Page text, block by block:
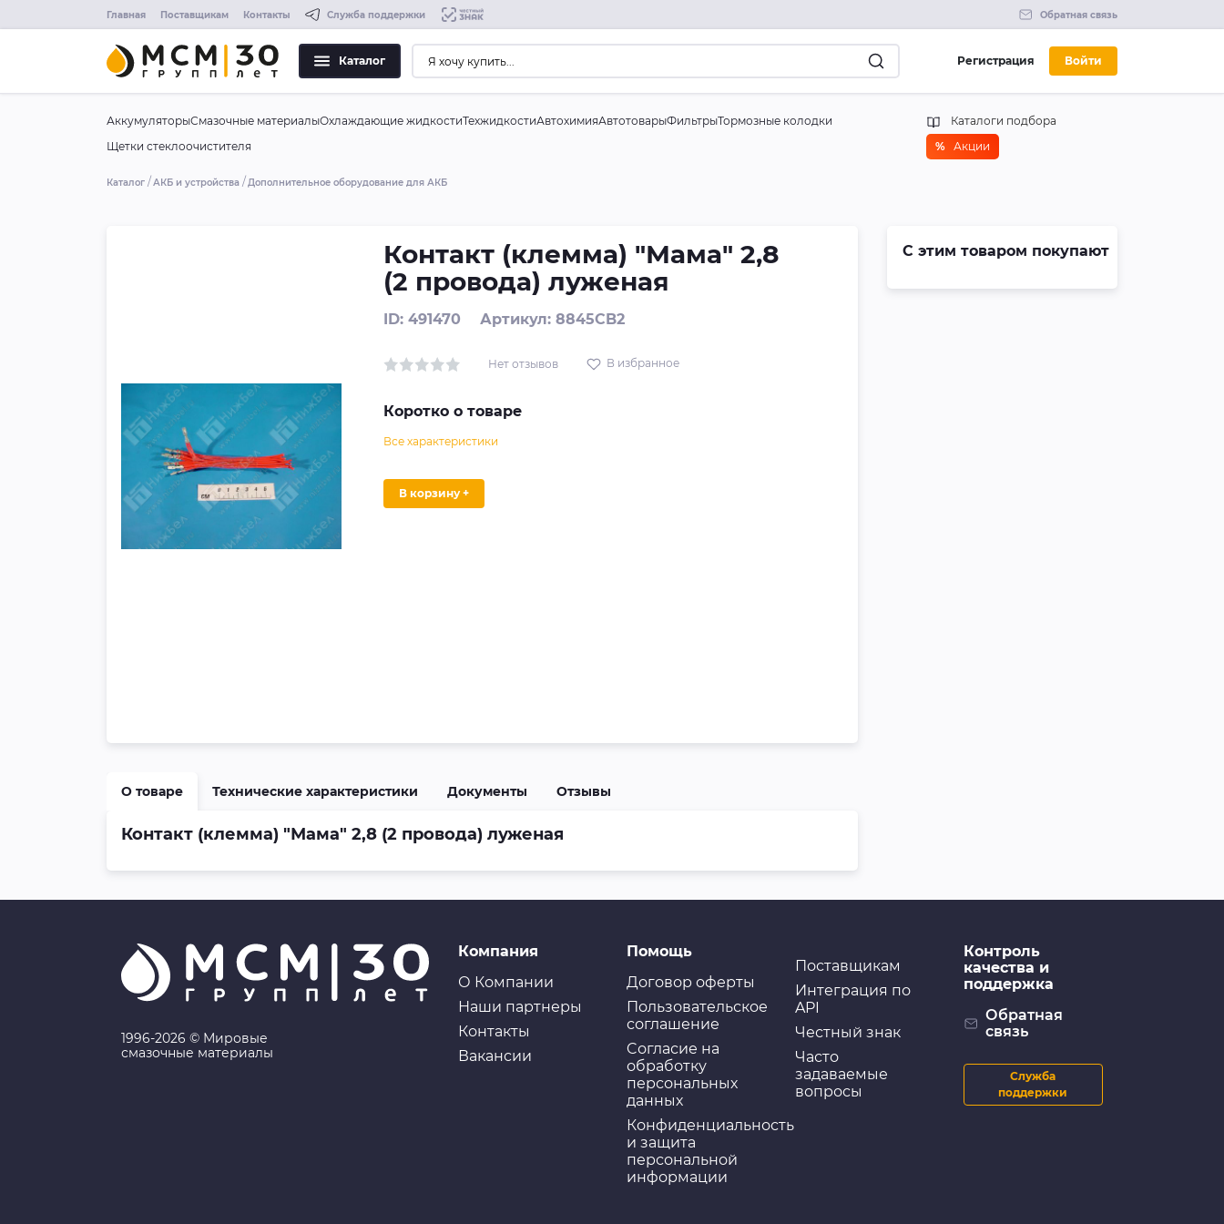
Главная Поставщикам Контакты Служба поддержки Обратная связь
Каталог Регистрация Войти
АккумуляторыСмазочные материалыОхлаждающие жидкостиТехжидкостиАвтохимияАвтотоварыФильтрыТормозные колодки
Щетки стеклоочистителя
Каталоги подбора
% Акции
Каталог АКБ и устройства Дополнительное оборудование для АКБ
Контакт (клемма) "Мама" 2,8
(2 провода) луженая
ID: 491470 Артикул: 8845CB2
Нет отзывов В избранное
Коротко о товаре
Все характеристики
В корзину +
О товаре Технические характеристики Документы Отзывы
Контакт (клемма) "Мама" 2,8 (2 провода) луженая
С этим товаром покупают
1996-2026 © Мировые
смазочные материалы
Компания
О Компании
Наши партнеры
Контакты
Вакансии
Помощь
Договор оферты
Пользовательское
соглашение
Cогласие на
обработку
персональных
данных
Конфиденциальность
и защита
персональной
информации
Поставщикам
Интеграция по
API
Честный знак
Часто
задаваемые
вопросы
Контроль
качества и
поддержка
Обратная
связь
Служба
поддержки